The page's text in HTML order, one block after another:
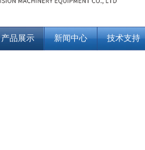
产品展示 新闻中心 技术支持